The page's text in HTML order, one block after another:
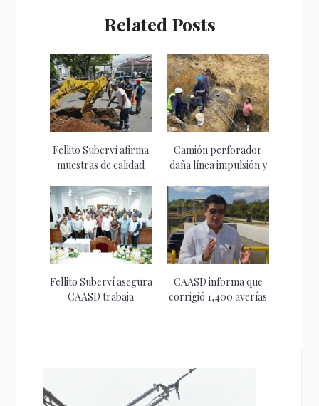
Related Posts
Fellito Suberví afirma
muestras de calidad
Camión perforador
daña línea impulsión y
Fellito Suberví asegura
CAASD trabaja
CAASD informa que
corrigió 1,400 averías